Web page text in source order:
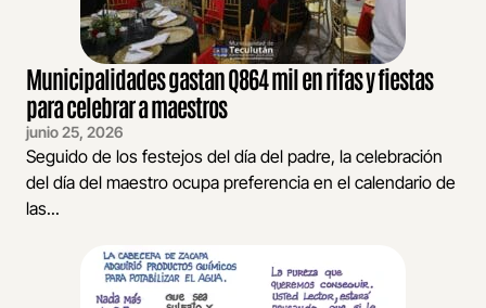
Municipalidades gastan Q864 mil en rifas y fiestas
para celebrar a maestros
junio 25, 2026
Seguido de los festejos del día del padre, la celebración
del día del maestro ocupa preferencia en el calendario de
las...